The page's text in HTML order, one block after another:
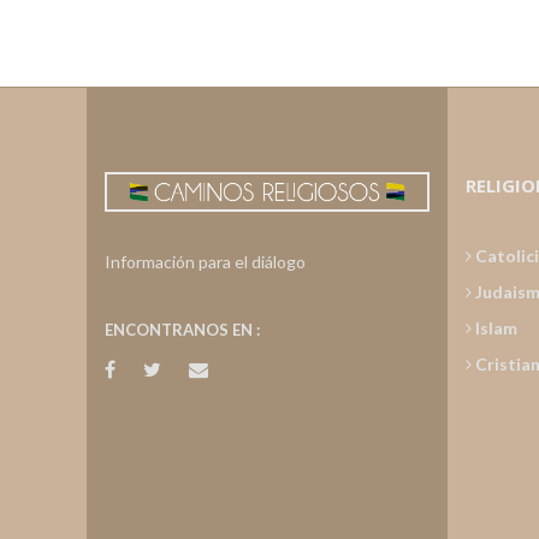
Información para el diálogo
ENCONTRANOS EN :
Islam